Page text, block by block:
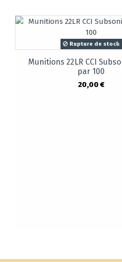
Rupture de stock
Munitions 22LR CCI
par 100
20,00 €